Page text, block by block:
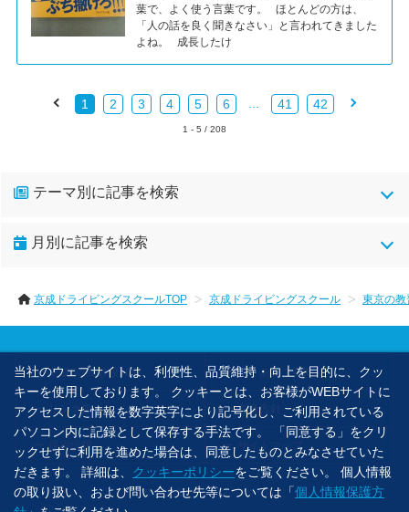
葉で、よく使う言葉です。 ほとんどの方は、
「人の話を良く聞きなさい」と言われてきました
よね。 成長したけ
1 2 3 4 5 6 41 42
1 - 5 / 208
テーマ別に記事を検索
kdsイベント(148)
お客様の声(6) お知らせ(1) お見舞い(2)
ここだけの話ですが。 森山ひろみ 第4作品(91)
コミュニケーションボックス(3) シマウマぶらり旅(9)
しまうま坂道の旅(2) しまうま心理学(39)
シマウマ珈琲(12) しまうま軍曹(208)
月別に記事を検索
京成ドライビングスクールTOP 京成ドライビングスクール 東京の教
京成DS高砂校TOP よくあるご質問
リンク集 各種方針
採用情報 サイトマップ
©2023 京成ドライビングスクール.
当社のウェブサイトは、利便性、品質維持・向上を目的に、クッ
キーを使用しております。 クッキーとは、お客様がWEBサイトに
アクセスした情報を数字英字により記号化し、ご利用されている
パソコン内に記録として保存する手法です。 「同意する」をクリ
ックせずに利用を進めた場合は、同意したものとみなさせていた
だきます。 詳細は、
クッキーポリシーをご覧ください。 個人情報
の取り扱い、および問い合わせ先等については「個人情報保護方